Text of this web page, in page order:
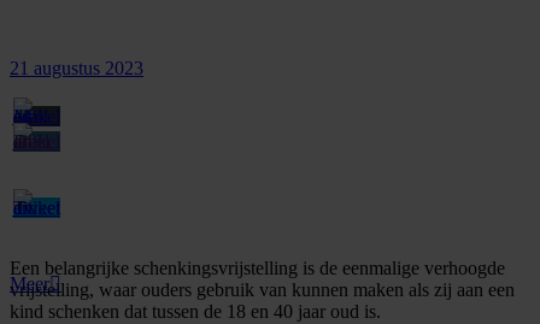
21 augustus 2023
Een belangrijke schenkingsvrijstelling is de eenmalige verhoogde
vrijstelling, waar ouders gebruik van kunnen maken als zij aan een
kind schenken dat tussen de 18 en 40 jaar oud is.
Meer